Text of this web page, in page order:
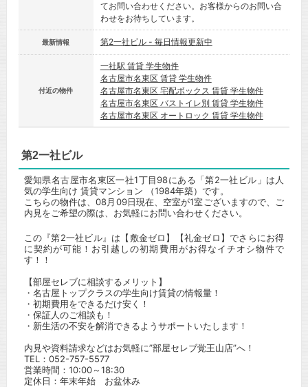
てお問い合わせください。お客様からのお問い合
わせをお待ちしています。
最新情報 第2一社ビル - 毎日情報更新中
付近の物件
一社駅 賃貸 学生物件
名古屋市名東区 賃貸 学生物件
名古屋市名東区 宅配ボックス 賃貸 学生物件
名古屋市名東区 バストイレ別 賃貸 学生物件
名古屋市名東区 オートロック 賃貸 学生物件
第2一社ビル
愛知県名古屋市名東区一社1丁目98にある「第2一社ビル」は人
気の学生向け 賃貸マンション （1984年築）です。
こちらの物件は、08月09日現在、空室が1室ございますので、ご
内見をご希望の際は、お気軽にお問い合わせください。
この『第2一社ビル』は【敷金ゼロ】【礼金ゼロ】でさらにお得
に契約が可能！お引越しの初期費用がお得なイチオシ物件で
す！！
【部屋セレブに相談するメリット】
・名古屋トップクラスの学生向け賃貸の情報量！
・初期費用をできるだけ安く！
・保証人のご相談も！
・新生活の不安を解消できるようサポートいたします！
内見や資料請求などはお気軽に”部屋セレブ覚王山店”へ！
TEL：052-757-5577
営業時間：10:00～18:30
定休日：年末年始 お盆休み